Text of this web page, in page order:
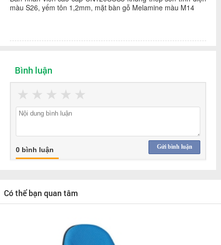
màu S26, yếm tôn 1,2mm, mặt bàn gỗ Melamine màu M14
Bình luận
★
★
★
★
★
Gửi bình luận
0 bình luận
Có thể bạn quan tâm